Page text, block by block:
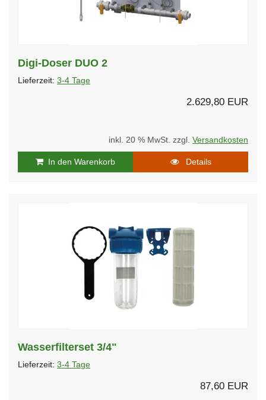
Digi-Doser DUO 2
Lieferzeit: 3-4 Tage
2.629,80 EUR
inkl. 20 % MwSt. zzgl. Versandkosten
In den Warenkorb Details
Wasserfilterset 3/4"
Lieferzeit: 3-4 Tage
87,60 EUR